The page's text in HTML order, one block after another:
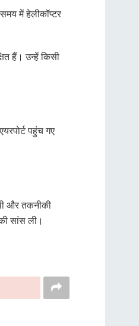
में हेलीकॉप्टर
हैं। उन्हें किसी
पहुंच गए
और तकनीकी
सांस ली।